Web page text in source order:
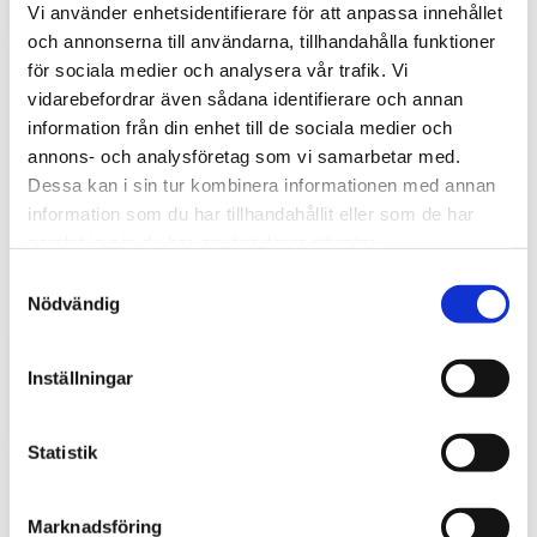
Vi använder enhetsidentifierare för att anpassa innehållet
och annonserna till användarna, tillhandahålla funktioner
för sociala medier och analysera vår trafik. Vi
vidarebefordrar även sådana identifierare och annan
information från din enhet till de sociala medier och
annons- och analysföretag som vi samarbetar med.
Dessa kan i sin tur kombinera informationen med annan
information som du har tillhandahållit eller som de har
Nödvändig
Inställningar
Statistik
Marknadsföring
Hyttbord till traktorn, den lilla detaljen som
gör stor skillnad i vardagen
Traktorhytten är för många mer än bara en plats där
arbetet utförs. Det är kontoret, fikarummet och ibland